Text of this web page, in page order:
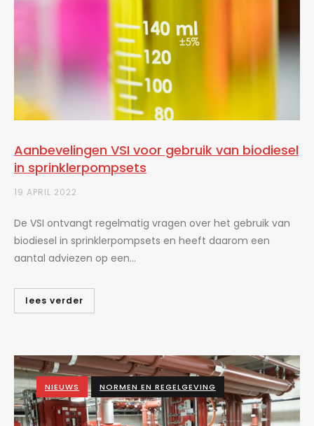
Aanbevelingen VSI voor gebruik van biodiesel
in sprinklerpompsets
19 APRIL 2022
De VSI ontvangt regelmatig vragen over het gebruik van
biodiesel in sprinklerpompsets en heeft daarom een
aantal adviezen op een...
lees verder
NIEUWS NORMEN EN REGELGEVING